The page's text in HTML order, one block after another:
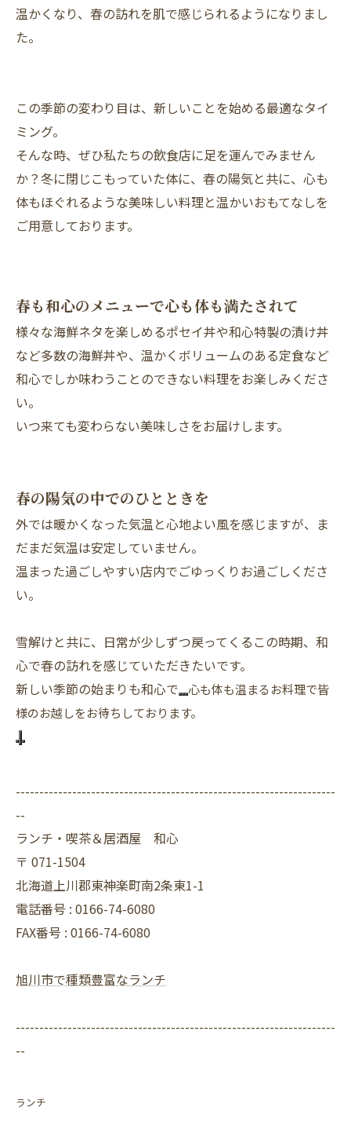
温かくなり、春の訪れを肌で感じられるようになりまし
た。
この季節の変わり目は、新しいことを始める最適なタイ
ミング。
そんな時、ぜひ私たちの飲食店に足を運んでみません
か？冬に閉じこもっていた体に、春の陽気と共に、心も
体もほぐれるような美味しい料理と温かいおもてなしを
ご用意しております。
春も和心のメニューで心も体も満たされて
様々な海鮮ネタを楽しめるポセイ丼や和心特製の漬け丼
など多数の海鮮丼や、温かくボリュームのある定食など
和心でしか味わうことのできない料理をお楽しみくださ
い。
いつ来ても変わらない美味しさをお届けします。
春の陽気の中でのひとときを
外では暖かくなった気温と心地よい風を感じますが、ま
だまだ気温は安定していません。
温まった過ごしやすい店内でごゆっくりお過ごしくださ
い。
雪解けと共に、日常が少しずつ戻ってくるこの時期、和
心で春の訪れを感じていただきたいです。
新しい季節の始まりも和心で
心も体も温まるお料理で皆
様のお越しをお待ちしております。
--------------------------------------------------------------------
--
ランチ・喫茶＆居酒屋 和心
〒 071-1504
北海道上川郡東神楽町南2条東1-1
電話番号 : 0166-74-6080
FAX番号 : 0166-74-6080
旭川市で種類豊富なランチ
--------------------------------------------------------------------
--
ランチ